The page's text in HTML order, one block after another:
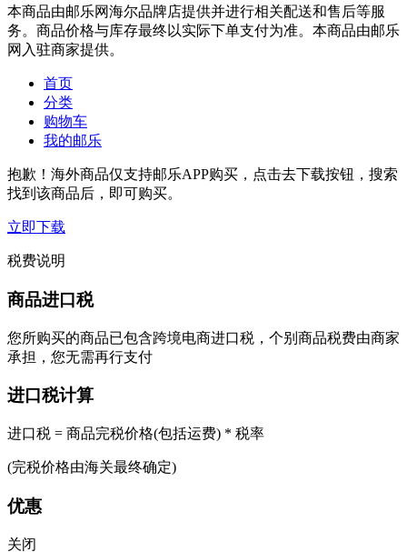
本商品由邮乐网海尔品牌店提供并进行相关配送和售后等服
务。商品价格与库存最终以实际下单支付为准。本商品由邮乐
网入驻商家提供。
首页
分类
购物车
我的邮乐
抱歉！海外商品仅支持邮乐APP购买，点击去下载按钮，搜索
找到该商品后，即可购买。
立即下载
税费说明
商品进口税
您所购买的商品已包含跨境电商进口税，个别商品税费由商家
承担，您无需再行支付
进口税计算
进口税 = 商品完税价格(包括运费) * 税率
(完税价格由海关最终确定)
优惠
关闭